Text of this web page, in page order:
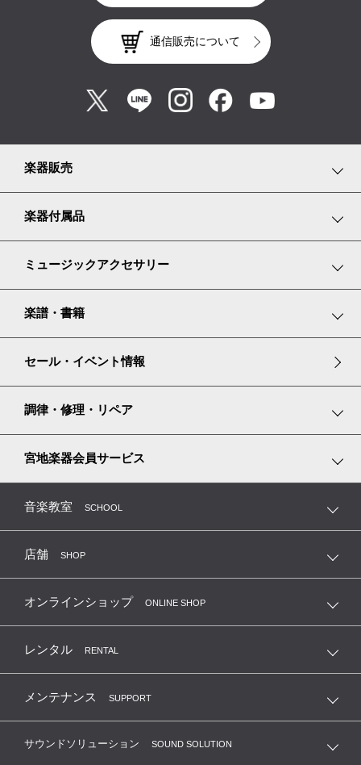
通信販売について
楽器販売
鍵盤楽器
弦楽器
管楽器
楽器付属品
鍵盤楽器小物
弦楽器小物
管楽器小物
その他楽器小物
ミュージックアクセサリー
リトミックスカーフ
グランドピアノ譜面台カバー
ピアノ耐震・防振グッズ
リズム積み木
楽譜・書籍
楽譜コーナーのご案内
楽譜専門ショップ miyajibooks.com
セール・イベント情報
調律・修理・リペア
ピアノ調律
弦楽器の修理・調整・毛替
管楽器の修理・リペア
ギターの修理・リペア
宮地楽器会員サービス
MTC 指導者友の会（鍵盤楽器）
MKC 管楽器クラブ
MIC ギター・ベースメンバーズカード
音楽教室 SCHOOL
店舗 SHOP
オンラインショップ ONLINE SHOP
レンタル RENTAL
メンテナンス SUPPORT
サウンドソリューション SOUND SOLUTION